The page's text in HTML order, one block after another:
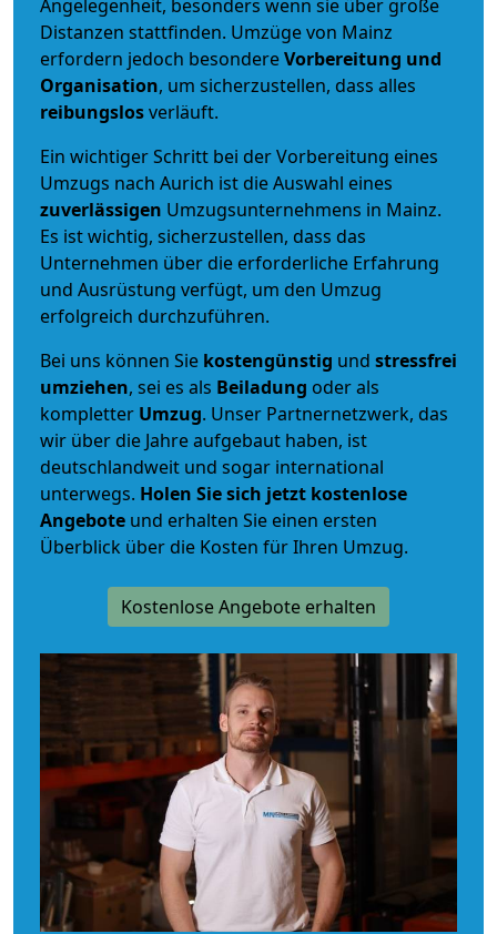
Angelegenheit, besonders wenn sie über große
Distanzen stattfinden. Umzüge von Mainz
erfordern jedoch besondereVorbereitung und
Organisation, um sicherzustellen, dass alles
reibungslosverläuft.
Ein wichtiger Schritt bei der Vorbereitung eines
Umzugs nach Aurich ist die Auswahl eines
zuverlässigen Umzugsunternehmens in Mainz.
Es ist wichtig, sicherzustellen, dass das
Unternehmen über die erforderliche Erfahrung
und Ausrüstung verfügt, um den Umzug
erfolgreich durchzuführen.
Bei uns können Sie kostengünstig und stressfrei
umziehen, sei es als Beiladung oder als
kompletter Umzug. Unser Partnernetzwerk, das
wir über die Jahre aufgebaut haben, ist
deutschlandweit und sogar international
unterwegs. Holen Sie sich jetzt kostenlose
Angebote und erhalten Sie einen ersten
Überblick über die Kosten für Ihren Umzug.
Kostenlose Angebote erhalten